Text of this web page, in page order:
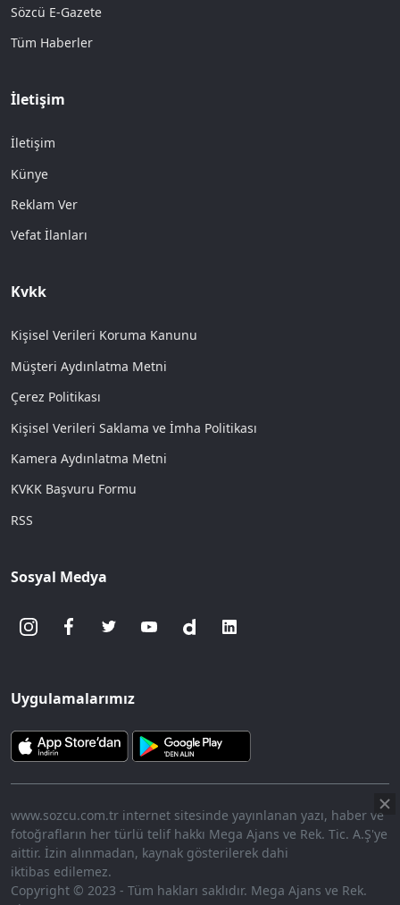
Sözcü E-Gazete
Tüm Haberler
İletişim
İletişim
Künye
Reklam Ver
Vefat İlanları
Kvkk
Kişisel Verileri Koruma Kanunu
Müşteri Aydınlatma Metni
Çerez Politikası
Kişisel Verileri Saklama ve İmha Politikası
Kamera Aydınlatma Metni
KVKK Başvuru Formu
RSS
Sosyal Medya
Uygulamalarımız
www.sozcu.com.tr internet sitesinde yayınlanan yazı, haber ve
fotoğrafların her türlü telif hakkı Mega Ajans ve Rek. Tic. A.Ş'ye
aittir. İzin alınmadan, kaynak gösterilerek dahi
iktibas edilemez.
Copyright © 2023 - Tüm hakları saklıdır. Mega Ajans ve Rek.